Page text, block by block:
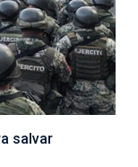
salvar